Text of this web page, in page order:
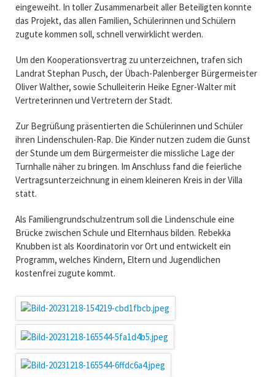
eingeweiht. In toller Zusammenarbeit aller Beteiligten konnte
das Projekt, das allen Familien, Schülerinnen und Schülern
zugute kommen soll, schnell verwirklicht werden.
Um den Kooperationsvertrag zu unterzeichnen, trafen sich
Landrat Stephan Pusch, der Übach-Palenberger Bürgermeister
Oliver Walther, sowie Schulleiterin Heike Egner-Walter mit
Vertreterinnen und Vertretern der Stadt.
Zur Begrüßung präsentierten die Schülerinnen und Schüler
ihren Lindenschulen-Rap. Die Kinder nutzen zudem die Gunst
der Stunde um dem Bürgermeister die missliche Lage der
Turnhalle näher zu bringen. Im Anschluss fand die feierliche
Vertragsunterzeichnung in einem kleineren Kreis in der Villa
statt.
Als Familiengrundschulzentrum soll die Lindenschule eine
Brücke zwischen Schule und Elternhaus bilden. Rebekka
Knubben ist als Koordinatorin vor Ort und entwickelt ein
Programm, welches Kindern, Eltern und Jugendlichen
kostenfrei zugute kommt.